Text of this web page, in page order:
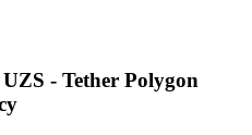
- Tether Polygon